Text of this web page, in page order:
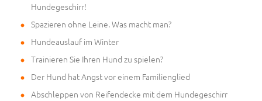
Hundegeschirr!
Spazieren ohne Leine. Was macht man?
Hundeauslauf im Winter
Trainieren Sie Ihren Hund zu spielen?
Der Hund hat Angst vor einem Familienglied
Abschleppen von Reifendecke mit dem Hundegeschirr